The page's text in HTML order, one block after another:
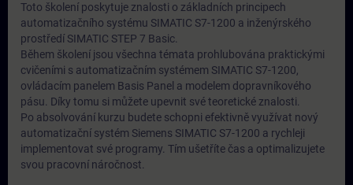
Toto školení poskytuje znalosti o základních principech
automatizačního systému SIMATIC S7-1200 a inženýrského
prostředí SIMATIC STEP 7 Basic.
Během školení jsou všechna témata prohlubována praktickými
cvičeními s automatizačním systémem SIMATIC S7-1200,
ovládacím panelem Basis Panel a modelem dopravníkového
pásu. Díky tomu si můžete upevnit své teoretické znalosti.
Po absolvování kurzu budete schopni efektivně využívat nový
automatizační systém Siemens SIMATIC S7-1200 a rychleji
implementovat své programy. Tím ušetříte čas a optimalizujete
svou pracovní náročnost.